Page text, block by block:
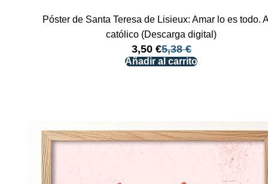
Póster de Santa Teresa de Lisieux: Amar lo es todo.
católico (Descarga digital)
5,38€
3,50 €
Añadir al carrito